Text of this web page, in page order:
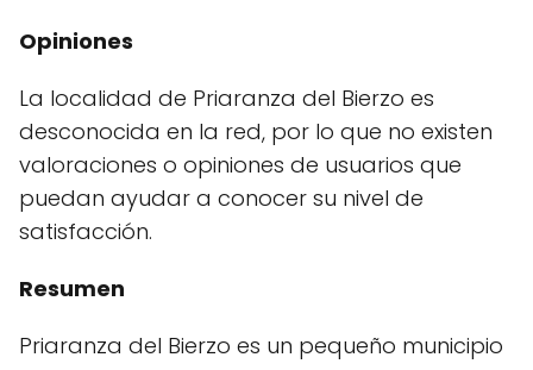
Opiniones
La localidad de Priaranza del Bierzo es
desconocida en la red, por lo que no existen
valoraciones o opiniones de usuarios que
puedan ayudar a conocer su nivel de
satisfacción.
Resumen
Priaranza del Bierzo es un pequeño municipio